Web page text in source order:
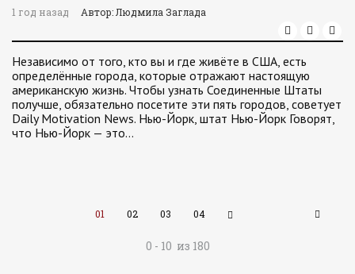
1 год назад Автор: Людмила Заглада
Независимо от того, кто вы и где живёте в США, есть
определённые города, которые отражают настоящую
американскую жизнь. Чтобы узнать Соединенные Штаты
получше, обязательно посетите эти пять городов, советует
Daily Motivation News. Нью-Йорк, штат Нью-Йорк Говорят,
что Нью-Йорк — это…
01 02 03 04
0 - 10 из 180